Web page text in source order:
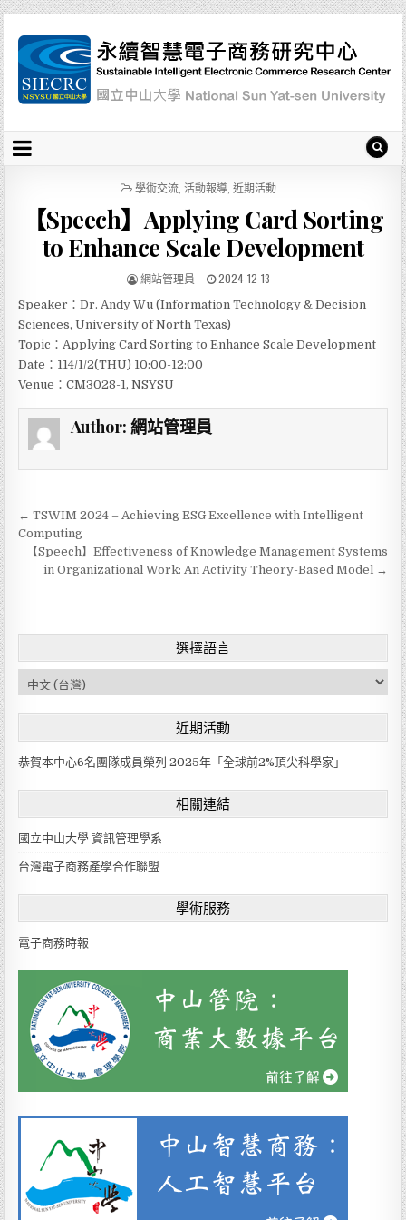
P
E
I
學術交流, 活動報導, 近期活動
【Speech】Applying Card Sorting
to Enhance Scale Development
網站管理員 2024-12-13
Speaker：Dr. Andy Wu (Information Technology & Decision
Sciences, University of North Texas)
Topic：Applying Card Sorting to Enhance Scale Development
Date：114/1/2(THU) 10:00-12:00
Venue：CM3028-1, NSYSU
Author: 網站管理員
文
章
導
← TSWIM 2024 – Achieving ESG Excellence with Intelligent
Computing
【Speech】Effectiveness of Knowledge Management Systems
in Organizational Work: An Activity Theory-Based Model →
選擇語言
h
o
e
a
n
g
u
a
近期活動
恭賀本中心6名團隊成員榮列 2025年「全球前2%頂尖科學家」
相關連結
國立中山大學 資訊管理學系
台灣電子商務產學合作聯盟
學術服務
電子商務時報